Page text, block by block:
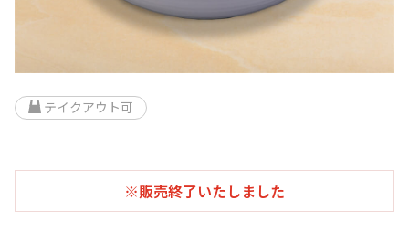
テイクアウト可
※販売終了いたしました